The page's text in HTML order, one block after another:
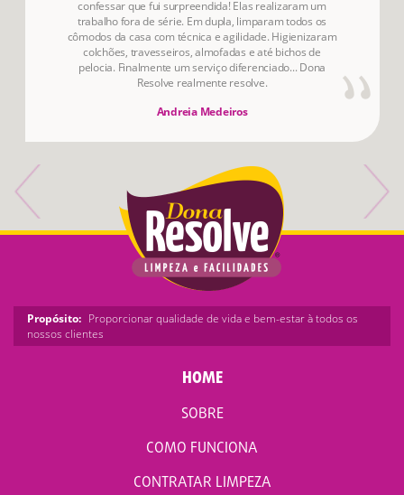
confessar que fui surpreendida! Elas realizaram um
trabalho fora de série. Em dupla, limparam todos os
cômodos da casa com técnica e agilidade. Higienizaram
colchões, travesseiros, almofadas e até bichos de
pelocia. Finalmente um serviço diferenciado... Dona
Resolve realmente resolve.
Andreia Medeiros
Propósito: Proporcionar qualidade de vida e bem-estar à todos os
nossos clientes
HOME
SOBRE
COMO FUNCIONA
CONTRATAR LIMPEZA